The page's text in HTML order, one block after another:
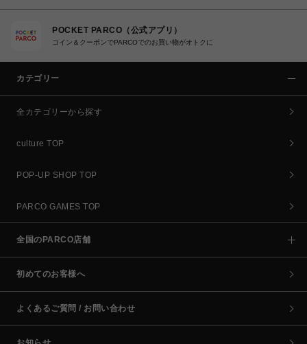
POCKET PARCO（公式アプリ）
コイン＆クーポンでPARCOでのお買い物がオトクに
カテゴリー
全カテゴリーから探す
culture TOP
POP-UP SHOP TOP
PARCO GAMES TOP
全国のPARCO店舗
初めてのお客様へ
よくあるご質問 / お問い合わせ